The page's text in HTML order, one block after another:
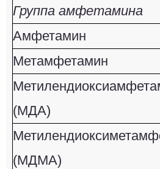
Группа амфетамина
Амфетамин
Метамфетамин
(МДА)
(МДМА)